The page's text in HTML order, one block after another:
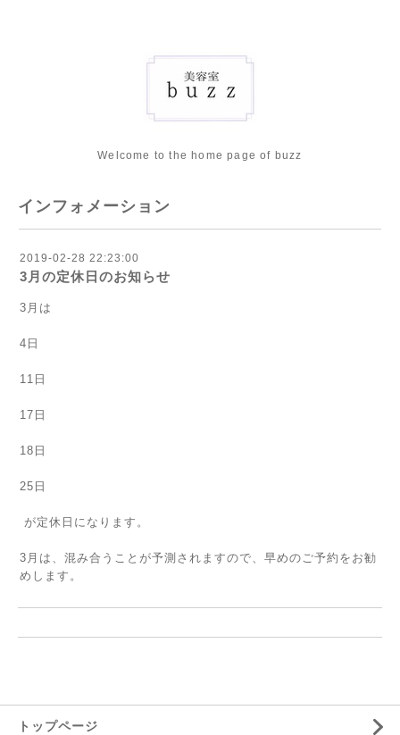
Welcome to the home page of buzz
インフォメーション
2019-02-28 22:23:00
3月の定休日のお知らせ
3月は
4日
11日
17日
18日
25日
が定休日になります。
3月は、混み合うことが予測されますので、早めのご予約をお勧
めします。
トップページ